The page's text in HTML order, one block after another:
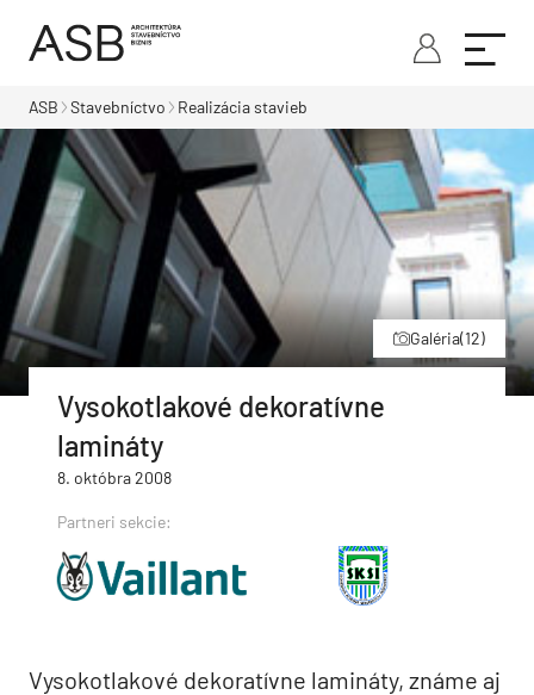
ASB Stavebníctvo Realizácia stavieb
Galéria(12)
Vysokotlakové dekoratívne
lamináty
8. októbra 2008
Partneri sekcie:
Vysokotlakové dekoratívne lamináty, známe aj